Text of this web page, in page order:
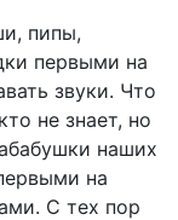
пипы,
первыми на
звуки. Что
не знает, но
наших
на
С тех пор